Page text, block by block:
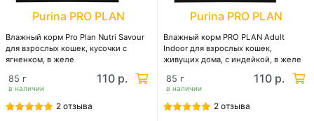
Purina PRO PLAN
Влажный корм Pro Plan Nutri Savour
для взрослых кошек, кусочки с
ягненком, в желе
в наличии
85 г 110 р.
2 отзыва
Purina PRO PLAN
Влажный корм PRO PLAN Adult
Indoor для взрослых кошек,
живущих дома, с индейкой, в желе
в наличии
85 г 110 р.
2 отзыва